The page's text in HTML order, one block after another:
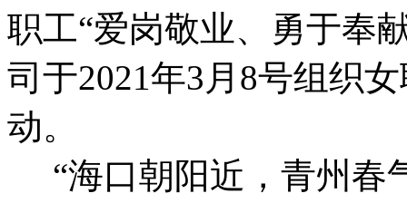
职工“爱岗敬业、勇于奉
司于2021年3月8号组织
动。
“海口朝阳近，青州春